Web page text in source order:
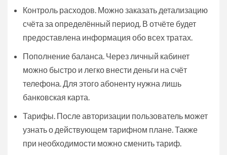
Контроль расходов. Можно заказать детализацию
счёта за определённый период. В отчёте будет
предоставлена информация обо всех тратах.
Пополнение баланса. Через личный кабинет
можно быстро и легко внести деньги на счёт
телефона. Для этого абоненту нужна лишь
банковская карта.
Тарифы. После авторизации пользователь может
узнать о действующем тарифном плане. Также
при необходимости можно сменить тариф.